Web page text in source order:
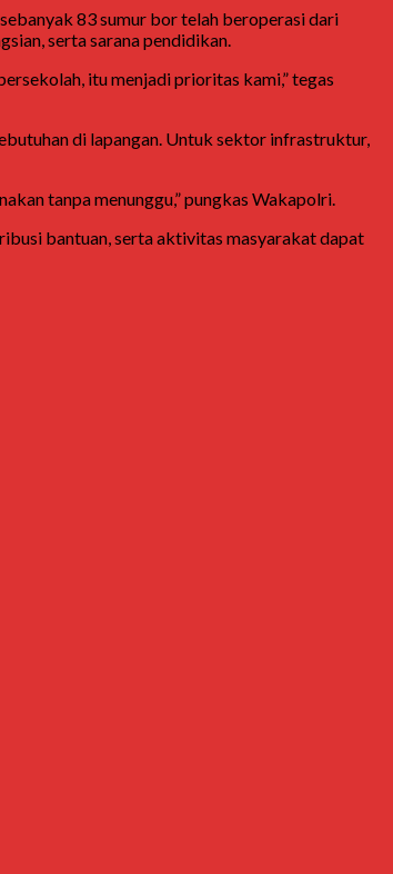
83 sumur bor telah beroperasi dari
serta sarana pendidikan.
itu menjadi prioritas kami,” tegas
di lapangan. Untuk sektor infrastruktur,
tanpa menunggu,” pungkas Wakapolri.
bantuan, serta aktivitas masyarakat dapat